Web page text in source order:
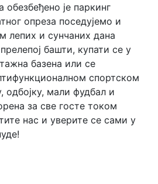
је паркинг
опреза поседујемо и
лепих и сунчаних дана
башти, купати се у
базена или се
спортском
одбојку, мали фудбал и
за све госте током
нас и уверите се сами у